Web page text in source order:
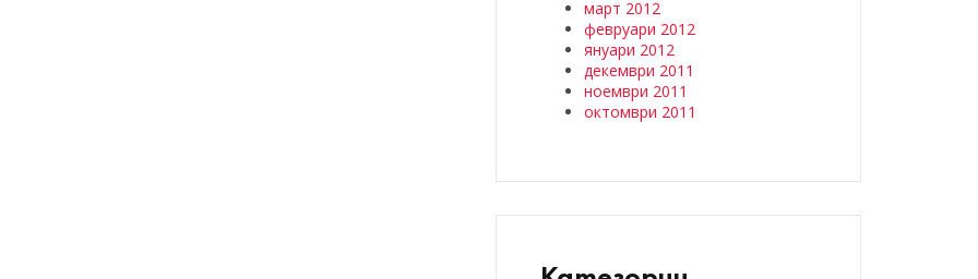
март 2012
февруари 2012
януари 2012
декември 2011
ноември 2011
октомври 2011